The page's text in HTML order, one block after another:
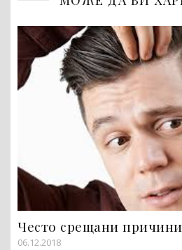
Често срещани
06.12.2018